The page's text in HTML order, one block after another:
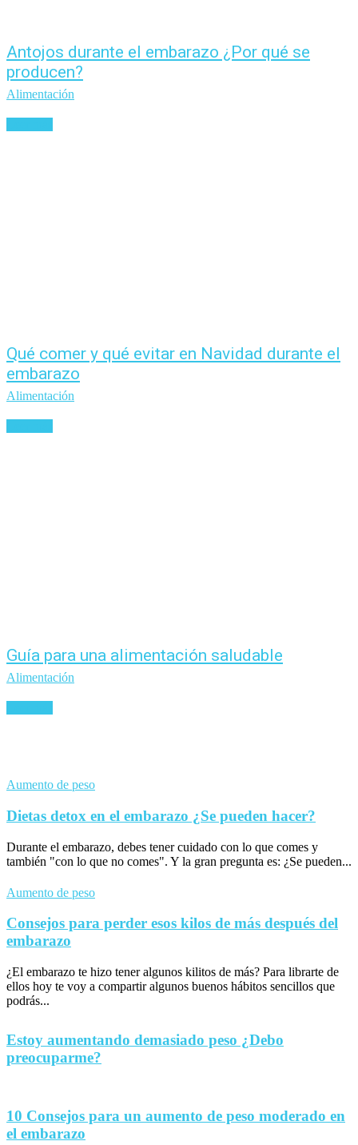
Antojos durante el embarazo ¿Por qué se
producen?
Alimentación
Qué comer y qué evitar en Navidad durante el
embarazo
Alimentación
Guía para una alimentación saludable
Alimentación
Aumento de peso
Dietas detox en el embarazo ¿Se pueden hacer?
Durante el embarazo, debes tener cuidado con lo que comes y
también "con lo que no comes". Y la gran pregunta es: ¿Se pueden...
Aumento de peso
Consejos para perder esos kilos de más después del
embarazo
¿El embarazo te hizo tener algunos kilitos de más? Para librarte de
ellos hoy te voy a compartir algunos buenos hábitos sencillos que
podrás...
Estoy aumentando demasiado peso ¿Debo
preocuparme?
10 Consejos para un aumento de peso moderado en
el embarazo